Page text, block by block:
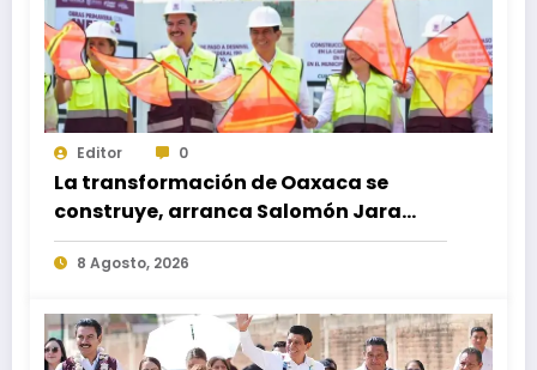
Editor 0
La transformación de Oaxaca se
construye, arranca Salomón Jara
obra del paso a desnivel en la
carretera federal 190 kilómetro 184 +
8 Agosto, 2026